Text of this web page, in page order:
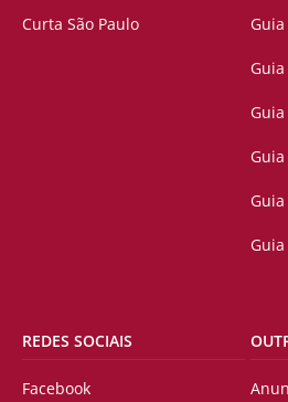
Curta São Paulo
Guia
Guia
REDES SOCIAIS
Facebook